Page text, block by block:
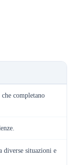
completano
diverse situazioni e